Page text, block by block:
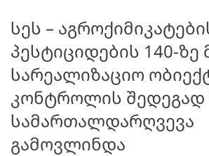
სეს –
პესტიციდების 140-ზე
სარეალიზაციო
კონტროლის შედეგად
სამართალდარღვევა
გამოვლინდა